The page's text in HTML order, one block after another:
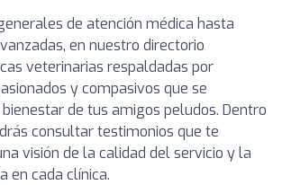
de atención médica hasta
en nuestro directorio
veterinarias respaldadas por
y compasivos que se
de tus amigos peludos. Dentro
consultar testimonios que te
visión de la calidad del servicio y la
en cada clínica.